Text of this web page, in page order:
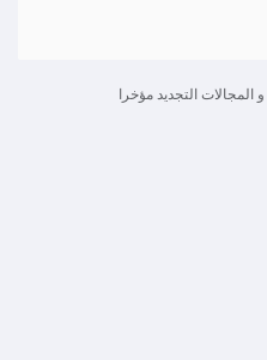
التجديد مؤخرا